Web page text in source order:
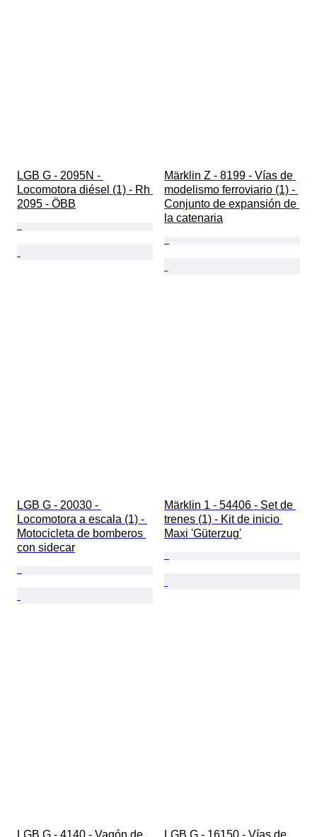
LGB G - 2095N -
Locomotora diésel (1) - Rh
2095 - ÖBB
Märklin Z - 8199 - Vías de
modelismo ferroviario (1) -
Conjunto de expansión de
la catenaria
LGB G - 20030 -
Locomotora a escala (1) -
Motocicleta de bomberos
con sidecar
Märklin 1 - 54406 - Set de
trenes (1) - Kit de inicio
Maxi 'Güterzug'